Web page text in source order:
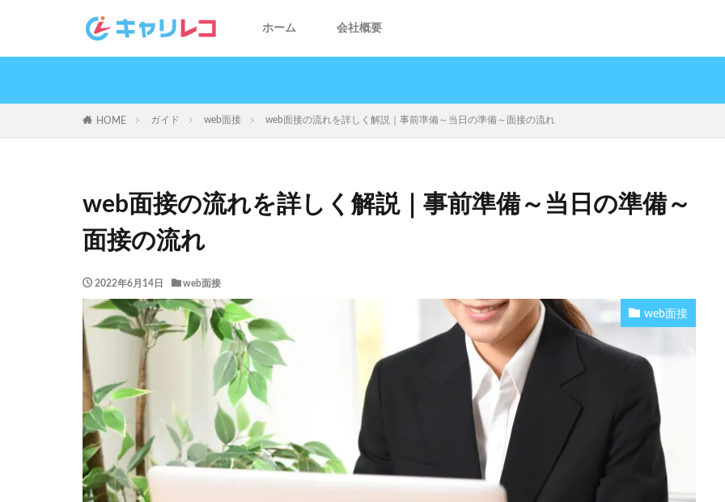
ホーム 会社概要
HOME ガイド web面接 web面接の流れを詳しく解説｜事前準備～当日の準備～面接の流れ
web面接の流れを詳しく解説｜事前準備～当日の準備～
面接の流れ
2022年6月14日 web面接
web面接